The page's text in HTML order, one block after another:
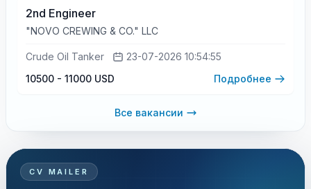
2nd Engineer
"NOVO CREWING & CO." LLC
Crude Oil Tanker
23-07-2026 10:54:55
10500 - 11000 USD
Подробнее
Все вакансии
CV MAILER